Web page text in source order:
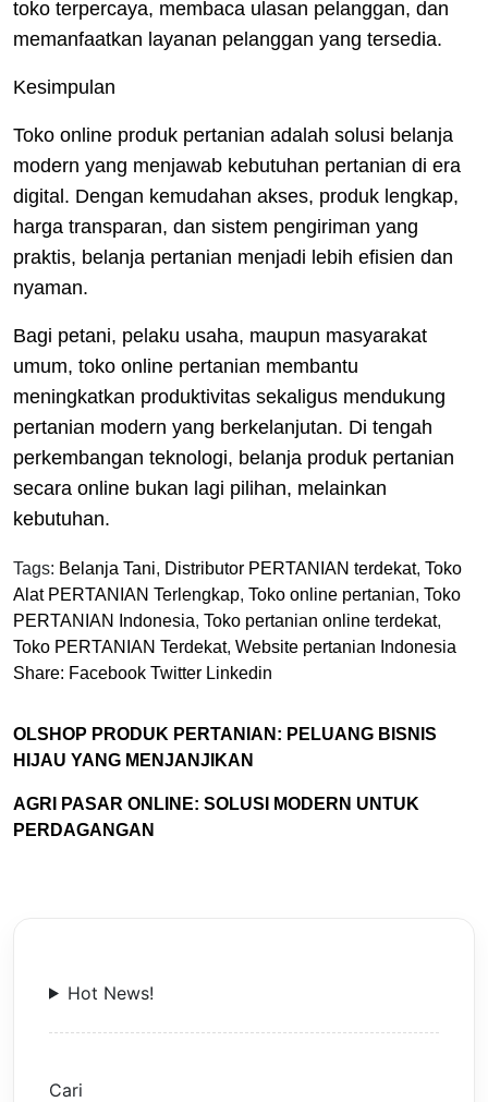
toko terpercaya, membaca ulasan pelanggan, dan
memanfaatkan layanan pelanggan yang tersedia.
Kesimpulan
Toko online produk pertanian adalah solusi belanja
modern yang menjawab kebutuhan pertanian di era
digital. Dengan kemudahan akses, produk lengkap,
harga transparan, dan sistem pengiriman yang
praktis, belanja pertanian menjadi lebih efisien dan
nyaman.
Bagi petani, pelaku usaha, maupun masyarakat
umum, toko online pertanian membantu
meningkatkan produktivitas sekaligus mendukung
pertanian modern yang berkelanjutan. Di tengah
perkembangan teknologi, belanja produk pertanian
secara online bukan lagi pilihan, melainkan
kebutuhan.
Tags: Belanja Tani, Distributor PERTANIAN terdekat, Toko
Alat PERTANIAN Terlengkap, Toko online pertanian, Toko
PERTANIAN Indonesia, Toko pertanian online terdekat,
Toko PERTANIAN Terdekat, Website pertanian Indonesia
Share: Facebook Twitter Linkedin
OLSHOP PRODUK PERTANIAN: PELUANG BISNIS
HIJAU YANG MENJANJIKAN
AGRI PASAR ONLINE: SOLUSI MODERN UNTUK
PERDAGANGAN
Hot News!
Cari